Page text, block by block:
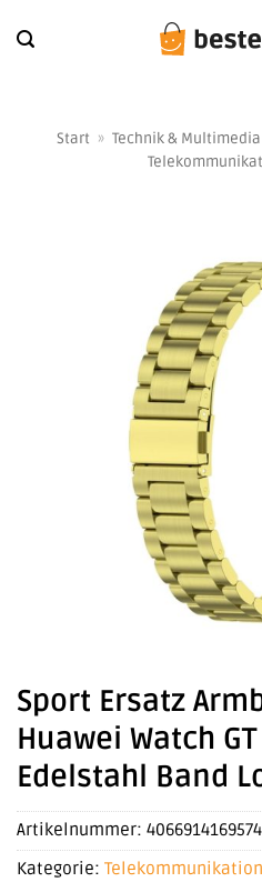
Inhalt
Start » Technik & Multimedia
Sport Ersatz
Huawei Watch
Edelstahl Band
Artikelnummer: 4066914169574
Kategorie: